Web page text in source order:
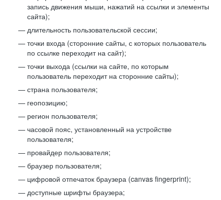
запись движения мыши, нажатий на ссылки и элементы
сайта);
длительность пользовательской сессии;
точки входа (сторонние сайты, с которых пользователь
по ссылке переходит на сайт);
точки выхода (ссылки на сайте, по которым
пользователь переходит на сторонние сайты);
страна пользователя;
геопозицию;
регион пользователя;
часовой пояс, установленный на устройстве
пользователя;
провайдер пользователя;
браузер пользователя;
цифровой отпечаток браузера (canvas fingerprint);
доступные шрифты браузера;